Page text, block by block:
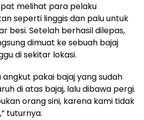
melihat para pelaku
seperti linggis dan palu untuk
besi. Setelah berhasil dilepas,
dimuat ke sebuah bajaj
di sekitar lokasi.
angkut pakai bajaj yang sudah
di atas bajaj, lalu dibawa pergi.
orang sini, karena kami tidak
tuturnya.